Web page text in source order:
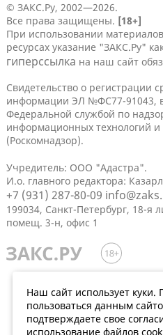
© ЗАКС.Ру, 2002—2026.
Все права защищены. [18+]
При использовании
ресурсах указание "ЗАКС.Ру"
гиперссылка на наш сайт
Свидетельство о регистрации
информации ЭЛ №ФС77-91043,
Федеральной службой по
информационных технологий
(Роскомнадзор).
Учредитель: ООО "Адастра".
И.о. главного редактора:
+7 (931) 287-80-09
199034, Санкт-Петербург, 18-я
помещ. 3-н, офис 1
Наш сайт использует куки.
пользоваться данным
подтверждаете свое
использование файлов